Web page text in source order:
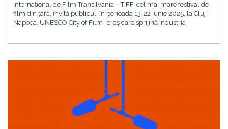
Internațional de Film Transilvania – TIFF, cel mai mare festival de
film din țară, invită publicul, în perioada 13-22 iunie 2025, la Cluj-
Napoca, UNESCO City of Film -oraş care sprijină industria